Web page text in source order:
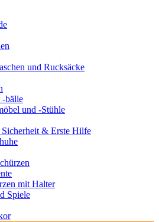
und Rucksäcke
-bälle
und -Stühle
Sicherheit & Erste Hilfe
mit Halter
Spiele